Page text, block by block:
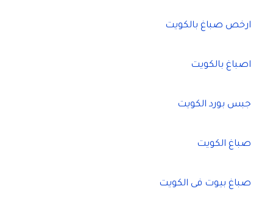
ارخص صباغ بالكويت
اصباغ بالكويت
جبس بورد الكويت
صباغ الكويت
صباغ بيوت فى الكويت